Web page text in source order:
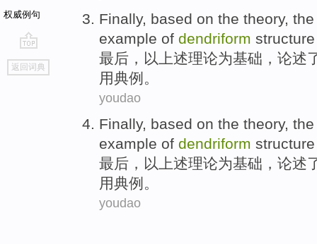
权威例句
go
top
返回词典
Finally, based on the theory,
example of dendriform structure
最后 ，以上述理论为基础 ， 论述
用典例 。
youdao
Finally, based on the theory,
example of dendriform structure
最后 ，以上述理论为基础 ， 论述
用典例 。
youdao